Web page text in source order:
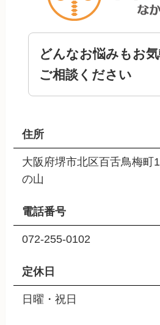
どんなお悩みもお
ご相談ください
住所
大阪府堺市北区百舌鳥梅町
の山
電話番号
072-255-0102
定休日
日曜・祝日